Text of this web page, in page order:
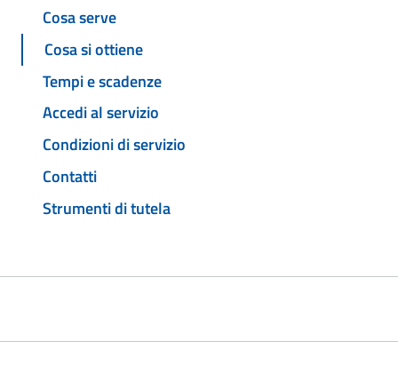
Cosa serve
Cosa si ottiene
Tempi e scadenze
Accedi al servizio
Condizioni di servizio
Contatti
Strumenti di tutela